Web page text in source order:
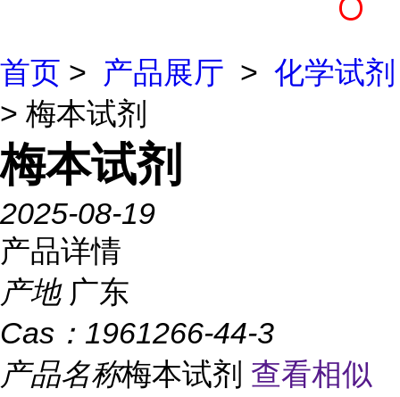
首页 > 产品展厅 > 化学试剂
> 梅本试剂
梅本试剂
2025-08-19
产品详情
产地 广东
Cas： 1961266-44-3
产品名称梅本试剂 查看相似